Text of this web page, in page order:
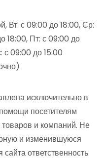
Вт: с 09:00 до 18:00, Ср:
18:00, Пт: с 09:00 до
с 09:00 до 15:00
исключительно в
посетителям
и компаний. Не
и изменившуюся
ответственность